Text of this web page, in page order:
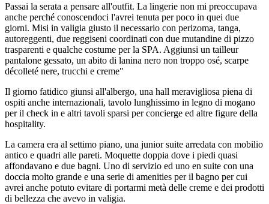
Passai la serata a pensare all'outfit. La lingerie non mi preoccupava
anche perché conoscendoci l'avrei tenuta per poco in quei due
giorni. Misi in valigia giusto il necessario con perizoma, tanga,
autoreggenti, due reggiseni coordinati con due mutandine di pizzo
trasparenti e qualche costume per la SPA. Aggiunsi un tailleur
pantalone gessato, un abito di lanina nero non troppo osé, scarpe
décolleté nere, trucchi e creme"
Il giorno fatidico giunsi all'albergo, una hall meravigliosa piena di
ospiti anche internazionali, tavolo lunghissimo in legno di mogano
per il check in e altri tavoli sparsi per concierge ed altre figure della
hospitality.
La camera era al settimo piano, una junior suite arredata con mobilio
antico e quadri alle pareti. Moquette doppia dove i piedi quasi
affondavano e due bagni. Uno di servizio ed uno en suite con una
doccia molto grande e una serie di amenities per il bagno per cui
avrei anche potuto evitare di portarmi metà delle creme e dei prodotti
di bellezza che avevo in valigia.